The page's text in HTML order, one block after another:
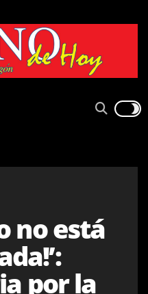
no está
por la